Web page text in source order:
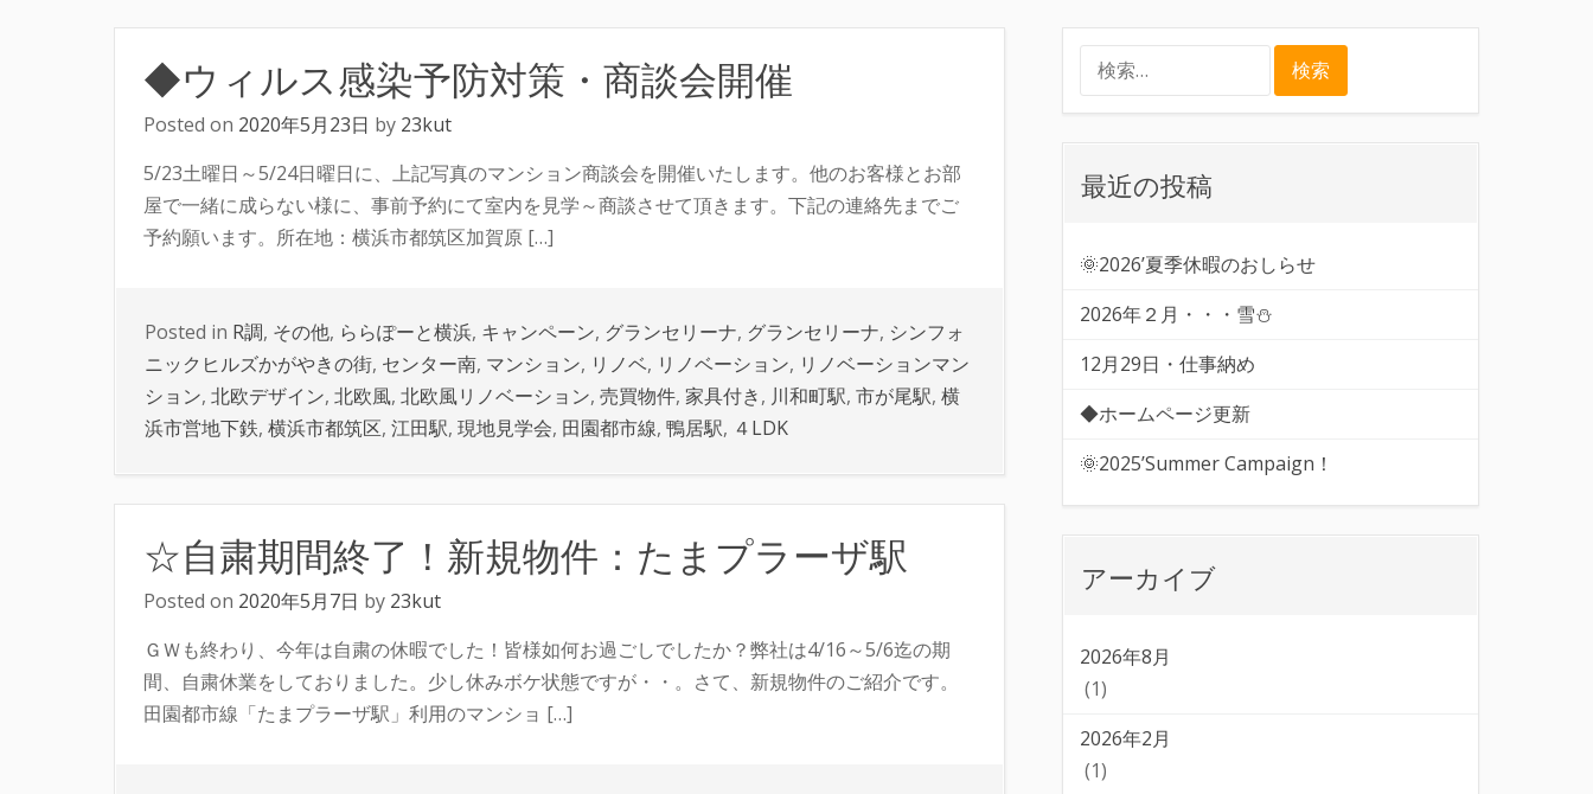
◆ウィルス感染予防対策・商談会開催
Posted on 2020年5月23日 by 23kut
5/23土曜日～5/24日曜日に、上記写真のマンション商談会を開催いたします。他のお客様とお部
屋で一緒に成らない様に、事前予約にて室内を見学～商談させて頂きます。下記の連絡先までご
予約願います。所在地：横浜市都筑区加賀原 […]
Posted in R調, その他, ららぽーと横浜, キャンペーン, グランセリーナ, グランセリーナ, シンフォ
ニックヒルズかがやきの街, センター南, マンション, リノベ, リノベーション, リノベーションマン
ション, 北欧デザイン, 北欧風, 北欧風リノベーション, 売買物件, 家具付き, 川和町駅, 市が尾駅, 横
浜市営地下鉄, 横浜市都筑区, 江田駅, 現地見学会, 田園都市線, 鴨居駅, ４LDK
☆自粛期間終了！新規物件：たまプラーザ駅
Posted on 2020年5月7日 by 23kut
ＧＷも終わり、今年は自粛の休暇でした！皆様如何お過ごしでしたか？弊社は4/16～5/6迄の期
間、自粛休業をしておりました。少し休みボケ状態ですが・・。さて、新規物件のご紹介です。
田園都市線「たまプラーザ駅」利用のマンショ […]
最近の投稿
🌞2026’夏季休暇のおしらせ
2026年２月・・・雪⛄
12月29日・仕事納め
◆ホームページ更新
🌞2025’Summer Campaign！
アーカイブ
2026年8月
(1)
2026年2月
(1)